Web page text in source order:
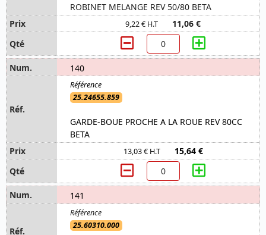
ROBINET MELANGE REV 50/80 BETA
9,22 € H.T 11,06 €
140
25.24655.859
GARDE-BOUE PROCHE A LA ROUE REV 80CC
BETA
13,03 € H.T 15,64 €
141
25.60310.000